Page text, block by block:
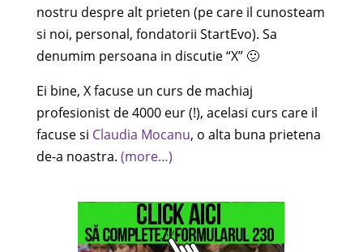
nostru despre alt prieten (pe care il cunosteam
si noi, personal, fondatorii StartEvo). Sa
denumim persoana in discutie “X” 🙂
Ei bine, X facuse un curs de machiaj
profesionist de 4000 eur (!), acelasi curs care il
facuse si Claudia Mocanu, o alta buna prietena
de-a noastra. (more…)